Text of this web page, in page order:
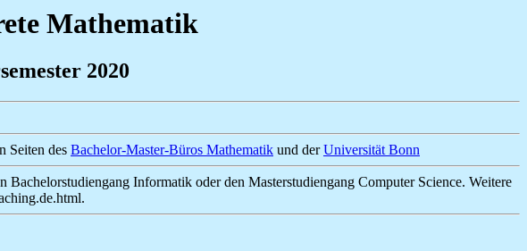
Mathematik
2020
Seiten des Bachelor-Master-Büros Mathematik und derUniversität Bonn
Informatik oder den Masterstudiengang Computer Science. Weitere